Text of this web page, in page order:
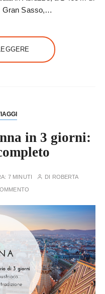
Gran Sasso,…
in 3 giorni:
7 MINUTI DI ROBERTA